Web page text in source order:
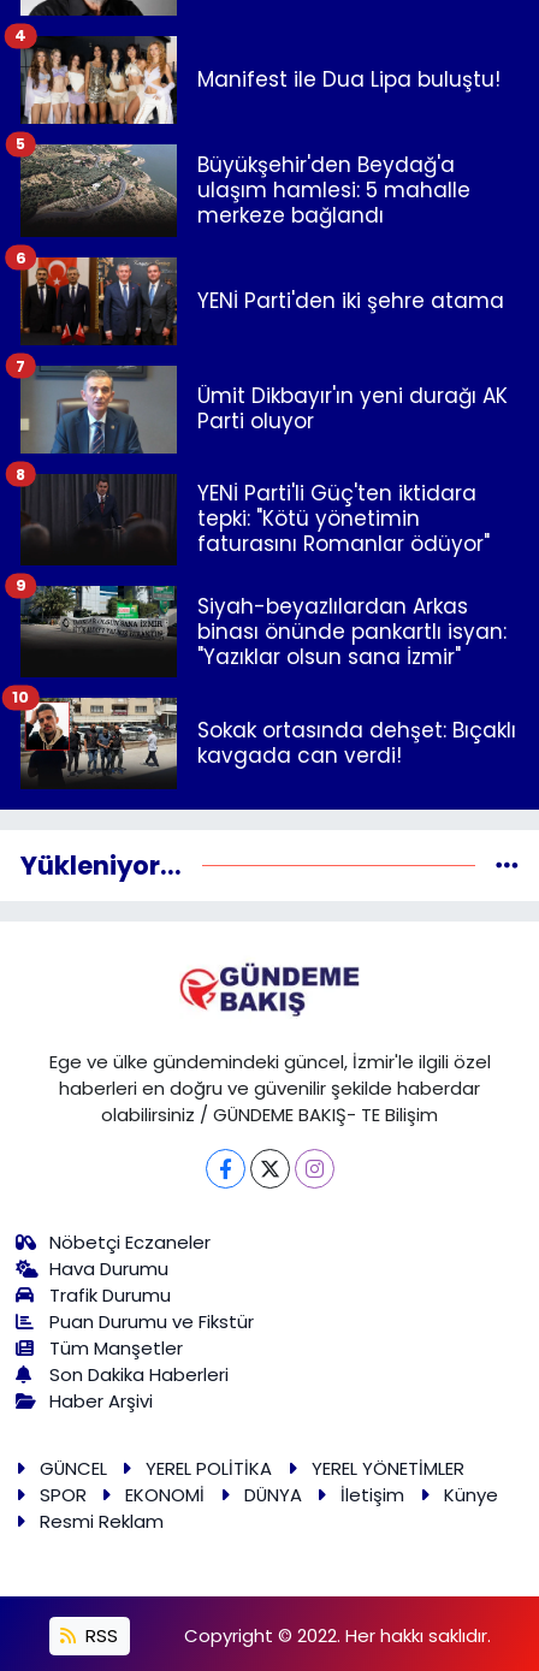
Manifest ile Dua Lipa buluştu!
4
Büyükşehir'den Beydağ'a
ulaşım hamlesi: 5 mahalle
merkeze bağlandı
5
YENİ Parti'den iki şehre atama
6
Ümit Dikbayır'ın yeni durağı AK
Parti oluyor
7
YENİ Parti'li Güç'ten iktidara
tepki: "Kötü yönetimin
faturasını Romanlar ödüyor"
8
Siyah-beyazlılardan Arkas
binası önünde pankartlı isyan:
"Yazıklar olsun sana İzmir"
9
Sokak ortasında dehşet: Bıçaklı
kavgada can verdi!
10
Yükleniyor...
Ege ve ülke gündemindeki güncel, İzmir'le ilgili özel
haberleri en doğru ve güvenilir şekilde haberdar
olabilirsiniz / GÜNDEME BAKIŞ- TE Bilişim
Nöbetçi Eczaneler
Hava Durumu
Trafik Durumu
Puan Durumu ve Fikstür
Tüm Manşetler
Son Dakika Haberleri
Haber Arşivi
GÜNCEL YEREL POLİTİKA
YEREL YÖNETİMLER
SPOR
EKONOMİ DÜNYA İletişim
Künye
Resmi Reklam
RSS Copyright © 2022. Her hakkı saklıdır.